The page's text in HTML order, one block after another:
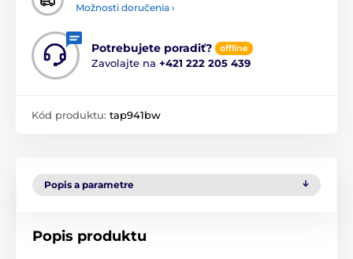
Možnosti doručenia ›
Potrebujete poradiť? offline
Zavolajte na +421 222 205 439
Kód produktu: tap941bw
Popis a parametre
Popis produktu